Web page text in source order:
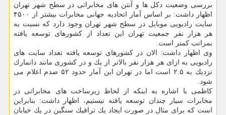
بررسی وضعیت دكل ها و آنتن های مخابراتی در سطح شهر تهران
اظهار داشت: بر اساس آمار اتحادیه جهانی مخابرات بیشتر از ۴۵۰۰
سایت رادیویی موبایل در سطح شهر تهران وجود دارد كه نسبت به
هر هزار نفر جمعیت تهران این تعداد از كشورهای توسعه یافته
بمراتب كمتر است.
وی اظهار داشت: الان در كشورهای توسعه یافته تعداد سایت های
رادیویی به ازای هر هزار نفر بالاتر از یك و در كشوری مانند دانمارك
نزدیك به ۲.۵ است اما در تهران این آمار حدود ۵۲ صدم اعلام می
شود.
كاظمی با اشاره به اینكه از لحاظ زیرساخت های مخابراتی در
مخابرات سیار چندان توسعه یافته نیستیم، اظهار داشت: بنابراین
است كه برای مثال در صورت ایجاد یك ترافیك سنگین در یك خیابان